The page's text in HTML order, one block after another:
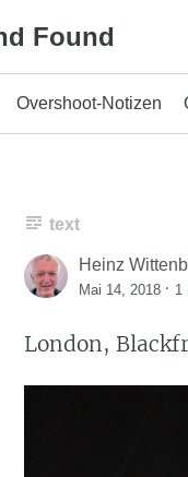
Found
Overshoot-Notizen
text
Heinz
Mai 14, 2018 · 1
London,